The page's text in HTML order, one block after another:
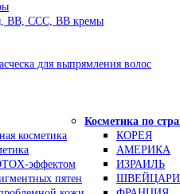
ВВ, ССС, ВВ кремы
для выпрямления волос
косметика
эффектом
пятен
Косметика по
КОРЕЯ
АМЕРИКА
ИЗРАИЛЬ